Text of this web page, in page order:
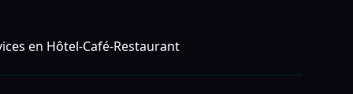
en Hôtel-Café-Restaurant